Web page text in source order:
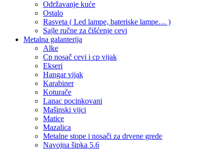
Održavanje kuće
Ostalo
Rasveta ( Led lampe, bateriske lampe… )
Sajle ručne za čišćenje cevi
Metalna galanterija
Alke
Cp nosač cevi i cp vijak
Ekseri
Hangar vijak
Karabiner
Koturače
Lanac pocinkovani
Mašinski vijci
Matice
Mazalica
Metalne stope i nosači za drvene grede
Navojna šipka 5.6